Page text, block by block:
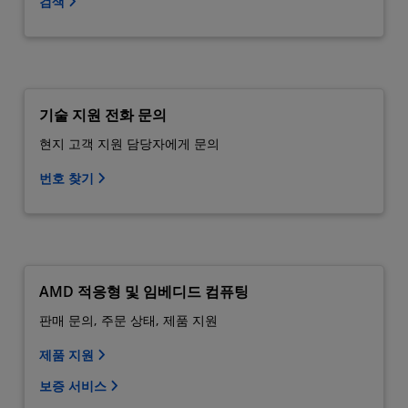
기술 지원 전화 문의
현지 고객 지원 담당자에게 문의
번호 찾기
AMD 적응형 및 임베디드 컴퓨팅
판매 문의, 주문 상태, 제품 지원
제품 지원
보증 서비스